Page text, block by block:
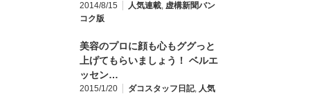
2014/8/15 人気連載, 虚構新聞バン
コク版
美容のプロに顔も心もググっと
上げてもらいましょう！ ベルエ
ッセン…
2015/1/20 ダコスタッフ日記, 人気